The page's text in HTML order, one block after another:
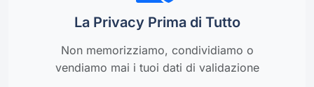
La Privacy Prima di Tutto
Non memorizziamo, condividiamo o
vendiamo mai i tuoi dati di validazione